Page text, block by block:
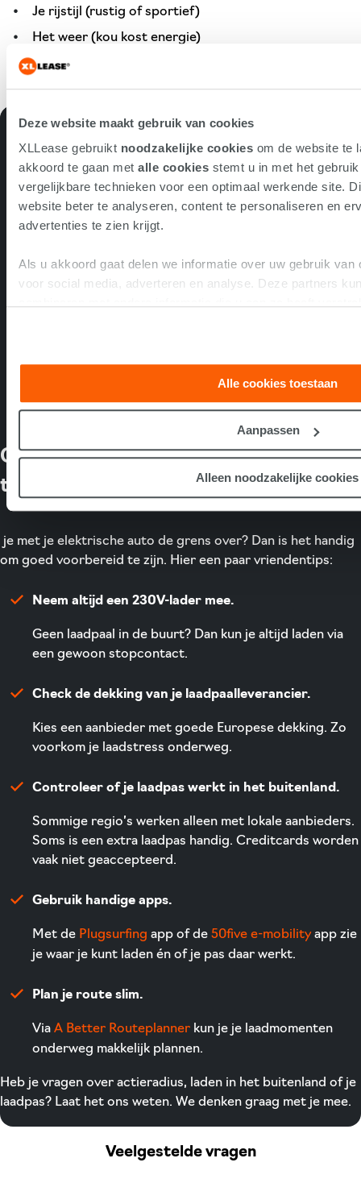
Deze website maakt gebruik van cookies
XLLease gebruikt noodzakelijke cookies om de website te
akkoord te gaan met alle cookies stemt u in met het
vergelijkbare technieken voor een optimaal werkende site.
website beter te analyseren, content te personaliseren en
advertenties te zien krijgt.
Als u akkoord gaat delen we informatie over uw gebruik
voor social media, adverteren en analyse. Deze partners
Alle cookies toestaan
Aanpassen
Alleen noodzakelijke cookies
Je rijstijl (rustig of sportief)
Het weer (kou kost energie)
Gebruik van verwarming, airco of andere
Op reis naar het buitenland? Slimme
tips!
je met je elektrische auto de grens over? Dan is het handig
om goed voorbereid te zijn. Hier een paar vriendentips:
Neem altijd een 230V-lader mee.
Geen laadpaal in de buurt? Dan kun je altijd laden via
een gewoon stopcontact.
Check de dekking van je laadpaalleverancier.
Kies een aanbieder met goede Europese dekking. Zo
voorkom je laadstress onderweg.
Controleer of je laadpas werkt in het buitenland.
Sommige regio’s werken alleen met lokale aanbieders.
Soms is een extra laadpas handig. Creditcards worden
vaak niet geaccepteerd.
Gebruik handige apps.
Met de Plugsurfing app of de 50five e-mobilityapp zie
je waar je kunt laden én of je pas daar werkt.
Plan je route slim.
Via A Better Routeplanner kun je je laadmomenten
onderweg makkelijk plannen.
Heb je vragen over actieradius, laden in het buitenland of je
laadpas? Laat het ons weten. We denken graag met je mee.
Berijdersdesk
Voor alle vragen en verzoeken over jouw
leaseauto bel je met onze Berijdersdesk.
17.00 uur. Voor dringende zaken als pech en
schade staan we je 7 dagen per week, 24 uur
Veelgestelde vragen